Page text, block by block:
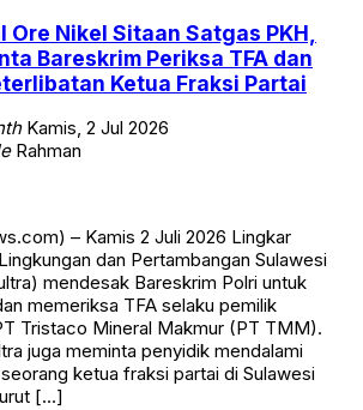
Ore Nikel Sitaan Satgas PKH,
Bareskrim Periksa TFA dan
Ketua Fraksi Partai
Kamis, 2 Jul 2026
Rahman
– Kamis 2 Juli 2026 Lingkar
dan Pertambangan Sulawesi
mendesak Bareskrim Polri untuk
memeriksa TFA selaku pemilik
Tristaco Mineral Makmur (PT TMM).
juga meminta penyidik mendalami
ketua fraksi partai di Sulawesi
[…]